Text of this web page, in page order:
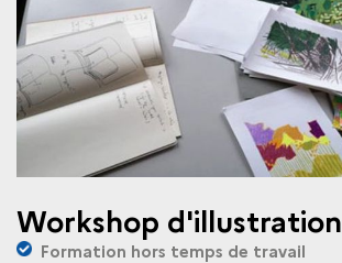
Workshop d'illustration
Formation hors temps de travail